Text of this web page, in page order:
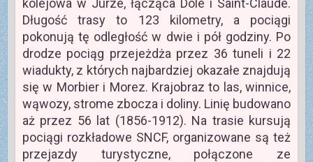
kolejowa w Jurze, łącząca Dole i Saint-Claude.
Długość trasy to 123 kilometry, a pociągi
pokonują tę odległość w dwie i pół godziny. Po
drodze pociąg przejeżdża przez 36 tuneli i 22
wiadukty, z których najbardziej okazałe znajdują
się w Morbier i Morez. Krajobraz to las, winnice,
wąwozy, strome zbocza i doliny. Linię budowano
aż przez 56 lat (1856-1912). Na trasie kursują
pociągi rozkładowe SNCF, organizowane są też
przejazdy turystyczne, połączone ze